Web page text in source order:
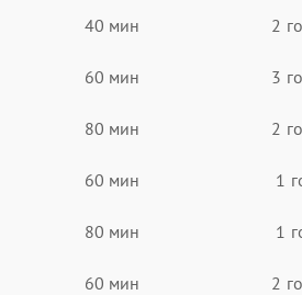
40 мин 2
60 мин 3
80 мин 2
60 мин 1
80 мин 1
60 мин 2